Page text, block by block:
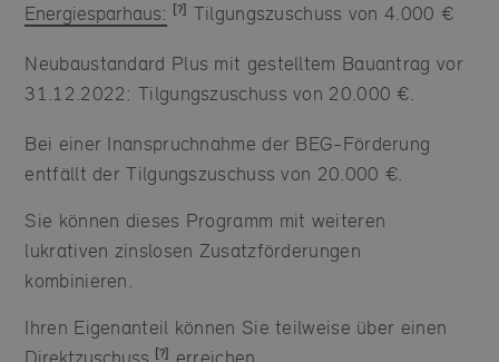
Energiesparhaus: Tilgungszuschuss von 4.000 €
Neubaustandard Plus mit gestelltem Bauantrag vor
31.12.2022: Tilgungszuschuss von 20.000 €.
Bei einer Inanspruchnahme der BEG-Förderung
entfällt der Tilgungszuschuss von 20.000 €.
Sie können dieses Programm mit weiteren
lukrativen zinslosen Zusatzförderungen
kombinieren.
Ihren Eigenanteil können Sie teilweise über einen